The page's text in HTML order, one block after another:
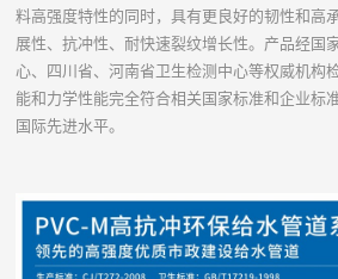
料高强度特性的同时，具有更良好的韧性和高
展性、抗冲性、耐快速裂纹增长性。产品经国
心、四川省、河南省卫生检测中心等权威机构
能和力学性能完全符合相关国家标准和企业标
国际先进水平。